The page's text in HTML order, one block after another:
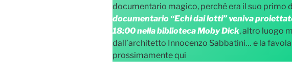
documentario magico, perché era il suo primo
documentario “Echi dai lotti” veniva
18:00 nella biblioteca Moby Dick, altro luogo
dall’architetto Innocenzo Sabbatini… e la
prossimamente qui